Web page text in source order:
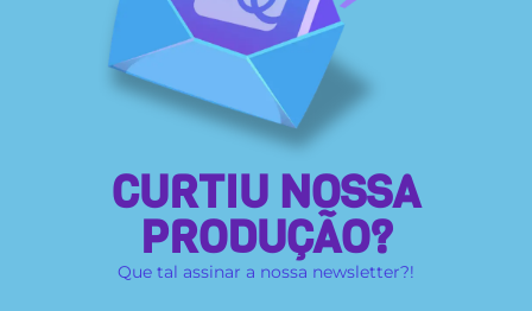
CURTIU NOSSA
PRODUÇÃO?
Que tal assinar a nossa newsletter?!